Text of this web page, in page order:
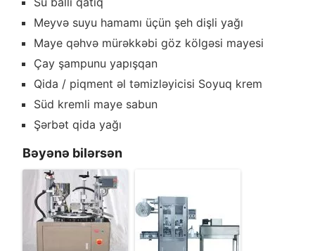
Meyvə suyu hamamı üçün şeh dişli yağı
Maye qəhvə mürəkkəbi göz kölgəsi mayesi
Çay şampunu yapışqan
Qida / piqment əl təmizləyicisi Soyuq krem
Süd kremli maye sabun
Şərbət qida yağı
Bəyənə bilərsən